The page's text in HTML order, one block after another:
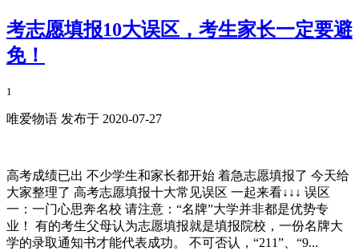
考志愿填报10大误区，考生家长一定要避
免！
1
唯爱物语 发布于 2020-07-27
高考成绩已出 不少学生和家长都开始 着急志愿填报了 今天给
大家整理了 高考志愿填报十大常见误区 一起来看↓↓↓ 误区
一：一门心思奔名校 请注意：“名牌”大学并非都是优势专
业！ 有的考生父母认为志愿填报就是填报院校，一份名牌大
学的录取通知书才能代表成功。 不可否认，“211”、“9...